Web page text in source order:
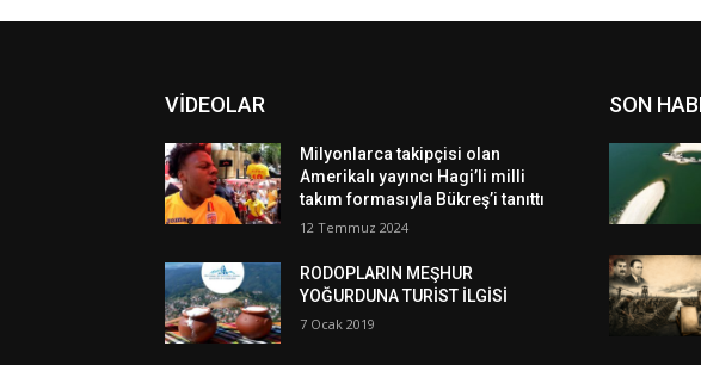
VİDEOLAR
Milyonlarca takipçisi olan
Amerikalı yayıncı Hagi’li milli
takım formasıyla Bükreş’i tanıttı
12 Temmuz 2024
RODOPLARIN MEŞHUR
YOĞURDUNA TURİST İLGİSİ
7 Ocak 2019
SON